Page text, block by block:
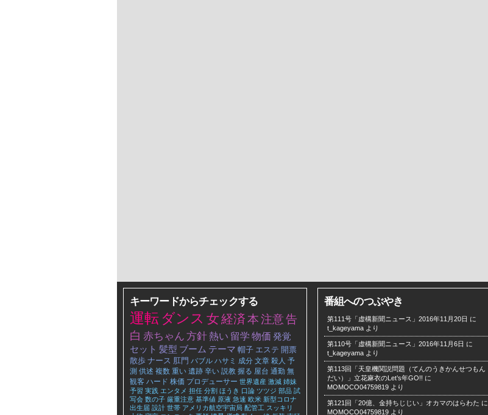
キーワードからチェックする
運転ダンス 女経済本注意告
白 赤ちゃん 方針熱い 留学 物価 発覚
セット 髪型 ブーム テーマ 帽子 エステ 開票
散歩 ナース 肛門 バブル ハサミ 成分 文章 殺人 予
測 供述 複数 重い 遺跡 辛い 説教 握る 屋台 通勤 無
観客 ハード 株価 プロデューサー 世界遺産 激減 姉妹
予習 実践 エンタメ 担任 分割 ほうき 口論 ツツジ 部品 試
写会 数の子 厳重注意 基準値 原液 急速 欧米 新型コロナ
出生届 設計 世帯 アメリカ航空宇宙局 配管工 スッキリ
番組へのつぶやき
第111号「虚構新聞ニュース」2016年11月20日 に
t_kageyama より
第110号「虚構新聞ニュース」2016年11月6日 に
t_kageyama より
第113回「天皇機関説問題（てんのうきかんせつもん
だい）」立花麻衣のLet’s年GO!! に
MOMOCO04759819 より
第121回「20億、金持ちじじい」オカマのはらわた に
MOMOCO04759819 より